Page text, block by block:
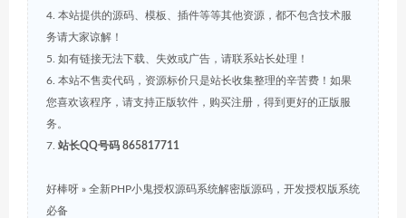
4. 本站提供的源码、模板、插件等等其他资源，都不包含技术服
务请大家谅解！
5. 如有链接无法下载、失效或广告，请联系站长处理！
6. 本站不售卖代码，资源标价只是站长收集整理的辛苦费！如果
您喜欢该程序，请支持正版软件，购买注册，得到更好的正版服
务。
7. 站长QQ号码 865817711
好棒呀 » 全新PHP小鬼授权源码系统解密版源码，开发授权版系统
必备